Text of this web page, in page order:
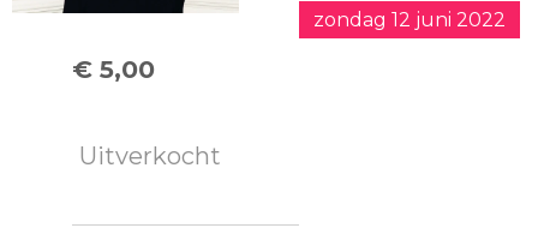
zondag 12 juni 2022
€ 5,00
Uitverkocht